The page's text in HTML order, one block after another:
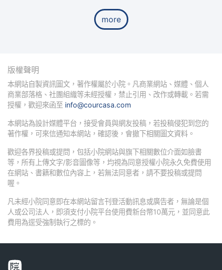
more
版權聲明
本網站自製資訊圖文，著作權屬於小院。凡商業網站、媒體、個人
商業部落格、社團組織等未經授權，禁止引用、改作或轉載。若需
授權，歡迎來函至 info@courcasa.com
本網站為設計媒體平台，接受會員與網友投稿，若投稿侵犯到您的
著作權，可來信通知本網站，確認後，會撤下相關圖文資料。
歡迎各界投稿或提問，包括小院網站與旗下相關數位介面如臉書
等，所有上傳文字/影音圖像等，均視為同意授權小院永久免費使用
在網站、書籍和數位內容上，若無法同意者，請不要投稿或提問
喔。
凡未經小院同意即在本網站留言刊登活動訊息或廣告者，無論是個
人或公司法人，即須支付小院平台使用費新台幣10萬元，並同意此
費用為逕受強制執行之標的。